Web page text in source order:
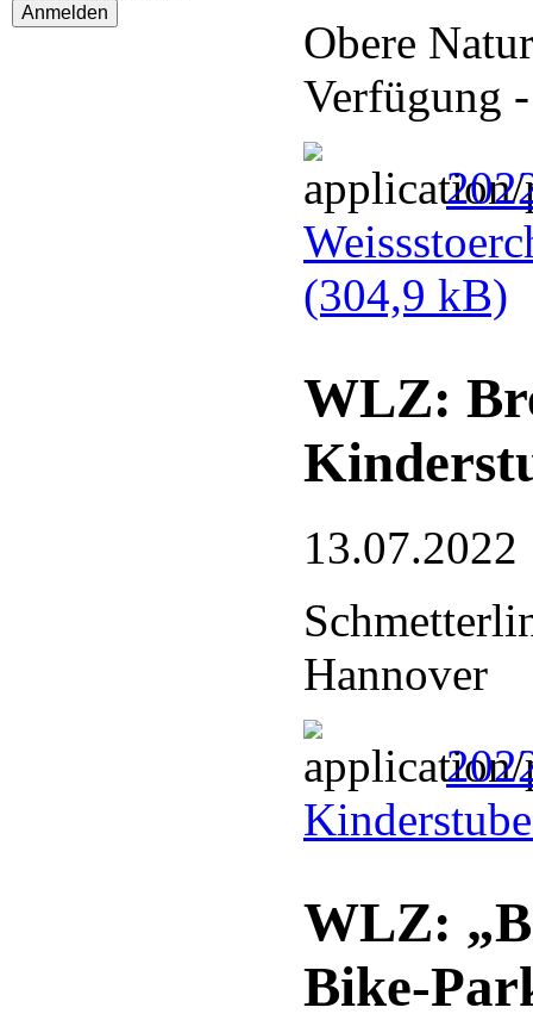
Obere
Verfügung
(304,9 kB)
WLZ:
13.07.2022
Hannover
WLZ:
Bike-